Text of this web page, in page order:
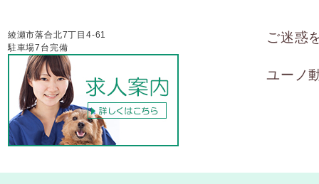
ご迷惑
ユーノ
綾瀬市落合北7丁目4-61
駐車場7台完備